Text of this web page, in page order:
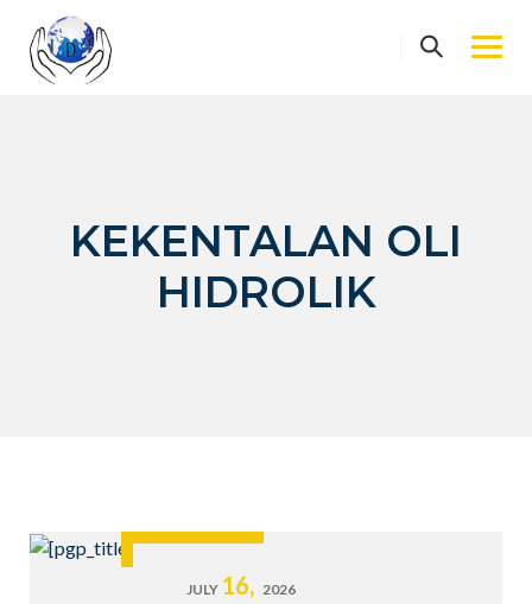
content
KEKENTALAN OLI
HIDROLIK
JULY 16, 2026